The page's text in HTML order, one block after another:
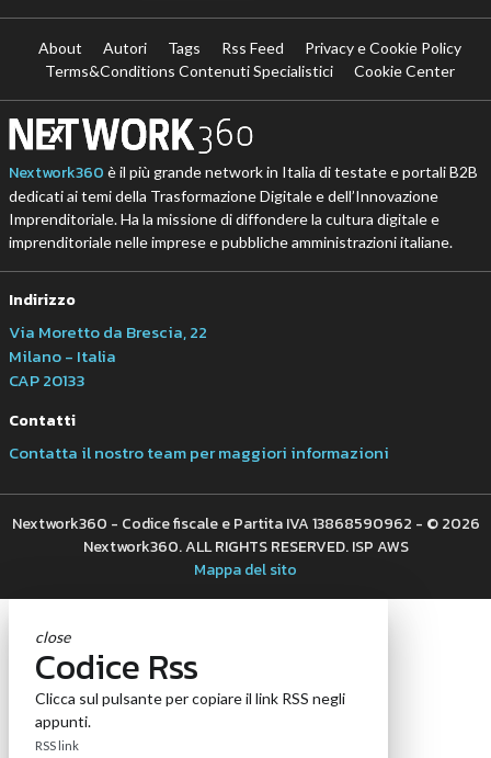
About Autori Tags Rss Feed
Privacy e Cookie Policy
Terms&Conditions Contenuti Specialistici
Cookie Center
Nextwork360 è il più grande network in Italia di testate e portali B2B
dedicati ai temi della Trasformazione Digitale e dell’Innovazione
Imprenditoriale. Ha la missione di diffondere la cultura digitale e
imprenditoriale nelle imprese e pubbliche amministrazioni italiane.
Indirizzo
Via Moretto da Brescia, 22
Milano - Italia
CAP 20133
Contatti
Contatta il nostro team per maggiori informazioni
Nextwork360 - Codice fiscale e Partita IVA 13868590962 - © 2026
Nextwork360. ALL RIGHTS RESERVED. ISP AWS
Mappa del sito
close
Codice Rss
Clicca sul pulsante per copiare il link RSS negli
appunti.
RSS link